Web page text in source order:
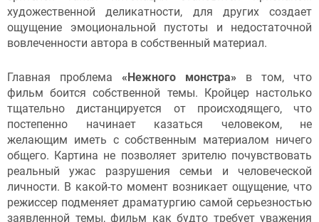
художественной деликатности, для других создает
ощущение эмоциональной пустоты и недостаточной
вовлеченности автора в собственный материал.
Главная проблема «Нежного монстра» в том, что
фильм боится собственной темы. Кройцер настолько
тщательно дистанцируется от происходящего, что
постепенно начинает казаться человеком, не
желающим иметь с собственным материалом ничего
общего. Картина не позволяет зрителю почувствовать
реальный ужас разрушения семьи и человеческой
личности. В какой-то момент возникает ощущение, что
режиссер подменяет драматургию самой серьезностью
заявленной темы, фильм как будто требует уважения